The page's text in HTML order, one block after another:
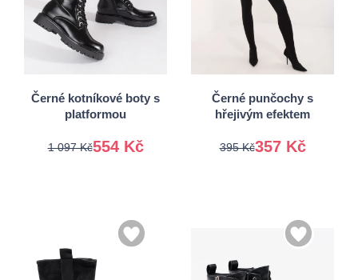
Černé kotníkové boty s
platformou
554 Kč
1 097 Kč
36 37
38
Černé punčochy s
hřejivým efektem
357 Kč
395 Kč
S/M M/L
L/XL